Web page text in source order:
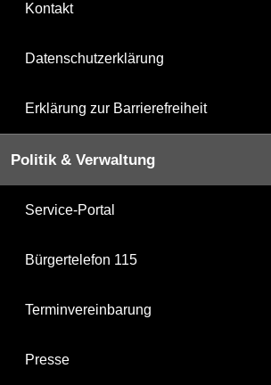
Kontakt
Datenschutzerklärung
Erklärung zur Barrierefreiheit
Politik & Verwaltung
Service-Portal
Bürgertelefon 115
Terminvereinbarung
Presse